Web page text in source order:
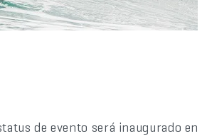
de evento será inaugurado en